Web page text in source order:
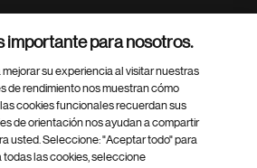
importante para nosotros.
su experiencia al visitar nuestras
de rendimiento nos muestran cómo
cookies funcionales recuerdan sus
de orientación nos ayudan a compartir
usted. Seleccione: "Aceptar todo" para
todas las cookies, seleccione